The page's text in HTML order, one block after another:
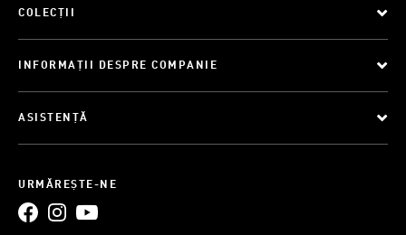
COLECȚII
INFORMAȚII DESPRE COMPANIE
ASISTENȚĂ
URMĂREȘTE-NE